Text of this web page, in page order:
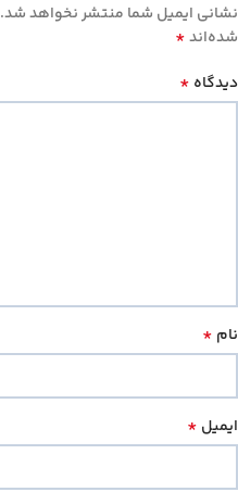
نشانی ایمیل شما منتشر نخواهد شد.
شده‌اند*
دیدگاه *
نام *
ایمیل *